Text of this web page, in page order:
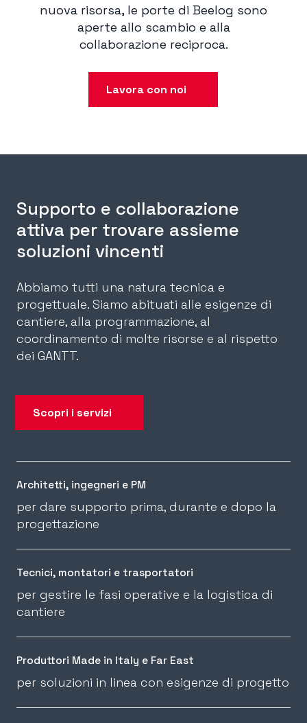
nuova risorsa, le porte di Beelog sono
aperte allo scambio e alla
collaborazione reciproca.
Lavora con noi
Supporto e collaborazione
attiva per trovare assieme
soluzioni vincenti
Abbiamo tutti una natura tecnica e
progettuale. Siamo abituati alle esigenze di
cantiere, alla programmazione, al
coordinamento di molte risorse e al rispetto
dei GANTT.
Scopri i servizi
Architetti, ingegneri e PM
per dare supporto prima, durante e dopo la
progettazione
Tecnici, montatori e trasportatori
per gestire le fasi operative e la logistica di
cantiere
Produttori Made in Italy e Far East
per soluzioni in linea con esigenze di progetto